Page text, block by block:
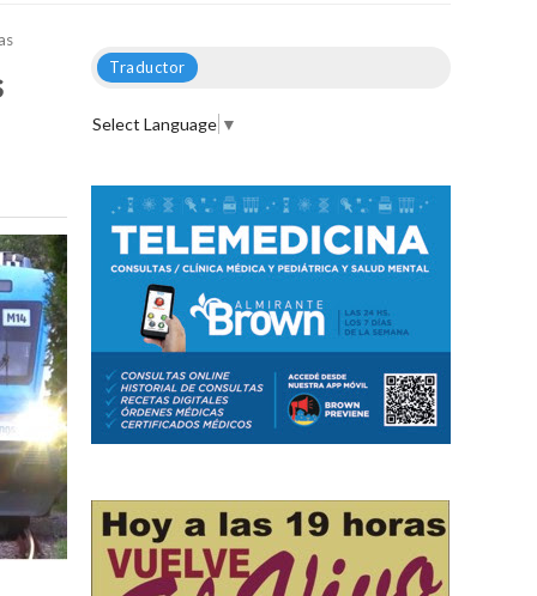
Traductor
Select Language ▼